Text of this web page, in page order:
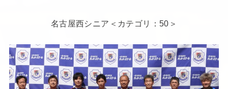
名古屋西シニア＜カテゴリ：50＞